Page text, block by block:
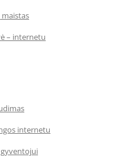
– internetu
internetu